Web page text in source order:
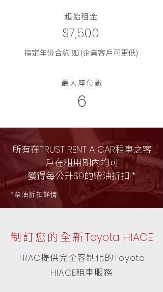
起始租金
$7,500
指定年份合約 如 (企業客戶可更低)
最大座位數
6
所有在TRUST RENT A CAR租車之客
戶在租用期內均可
獲得每公升$9的柴油折扣 *
*柴油折扣詳情
制訂您的全新Toyota HIACE
TRAC提供完全客制化的Toyota
HIACE租車服務